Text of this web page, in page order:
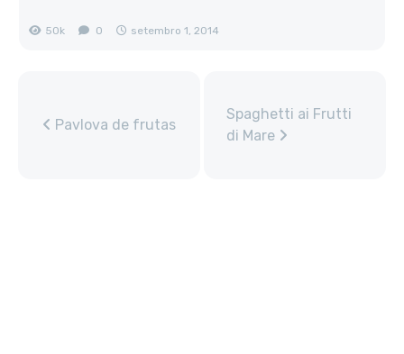
50k 0 setembro 1, 2014
Pavlova de frutas
Spaghetti ai Frutti
di Mare